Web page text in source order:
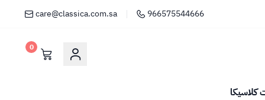
966575544666
care@classica.com.sa
0